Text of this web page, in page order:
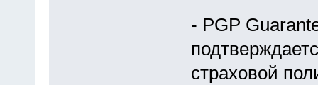
- PGP
страховой